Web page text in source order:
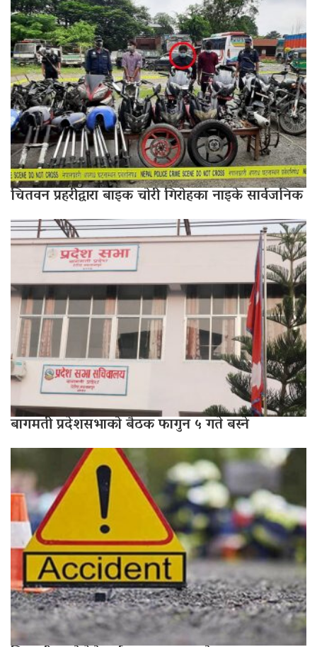
चितवन प्रहरीद्वारा बाइक चोरी गिरोहका नाइके सार्वजनिक
बागमती प्रदेशसभाको बैठक फागुन ५ गते बस्ने